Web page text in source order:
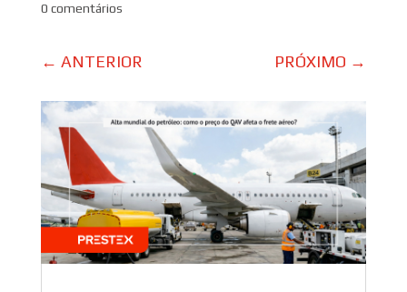
0 comentários
← ANTERIOR PRÓXIMO →